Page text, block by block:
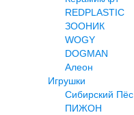
REDPLASTIC
ЗООНИК
WOGY
DOGMAN
Алеон
Игрушки
Сибирский Пёс
ПИЖОН